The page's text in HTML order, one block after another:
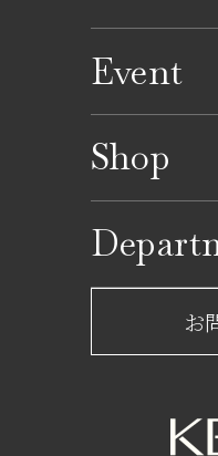
Event
イベントカレン
Shop
レストラン一覧
ショップから
フロアガイド
サービスのご
お